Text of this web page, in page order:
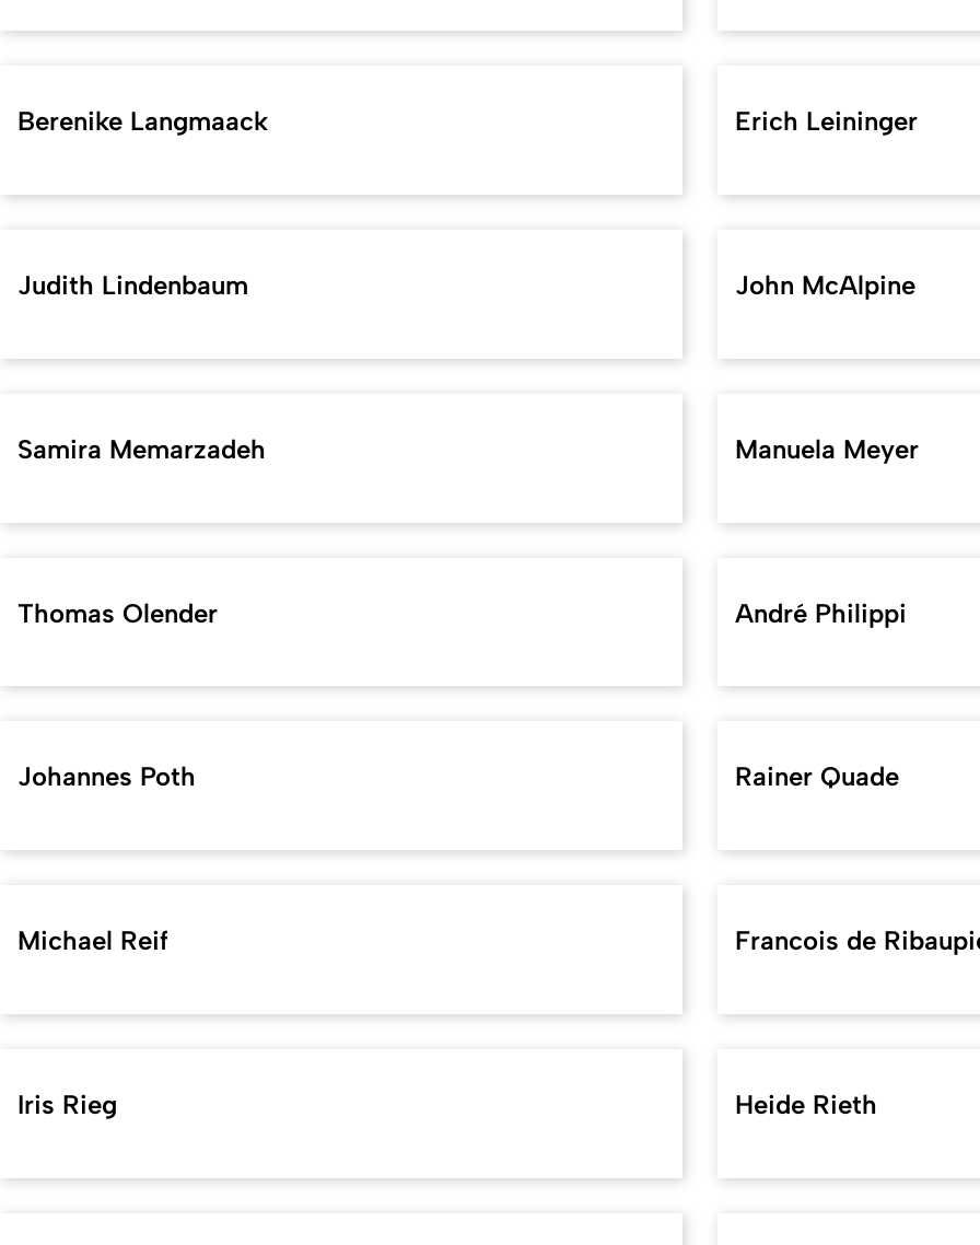
Berenike Langmaack Erich Leininger
Judith Lindenbaum John McAlpine
Samira Memarzadeh Manuela Meyer
Thomas Olender André Philippi
Johannes Poth Rainer Quade
Michael Reif Francois de
Iris Rieg Heide Rieth